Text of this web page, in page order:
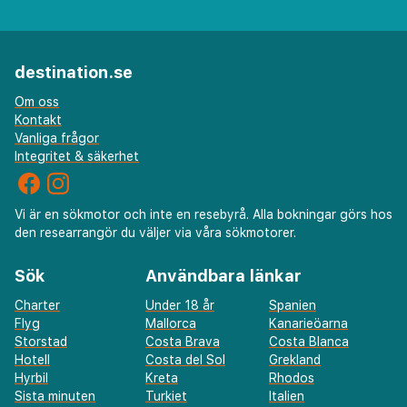
destination.se
Om oss
Kontakt
Vanliga frågor
Integritet & säkerhet
Vi är en sökmotor och inte en resebyrå. Alla bokningar görs hos
den researrangör du väljer via våra sökmotorer.
Sök
Charter
Flyg
Storstad
Hotell
Hyrbil
Sista minuten
Användbara länkar
Under 18 år
Spanien
Mallorca
Kanarieöarna
Costa Brava
Costa Blanca
Costa del Sol
Grekland
Kreta
Rhodos
Turkiet
Italien